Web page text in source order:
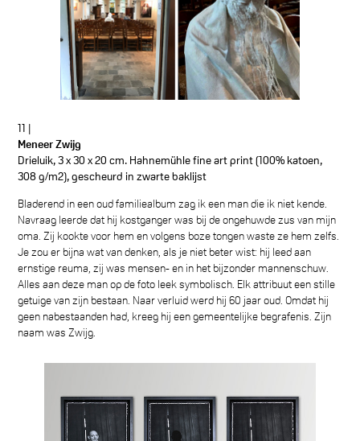
11 |
Meneer Zwijg
Drieluik, 3 x 30 x 20 cm. Hahnemühle fine art print (100% katoen,
308 g/m2), gescheurd in zwarte baklijst
Bladerend in een oud familiealbum zag ik een man die ik niet kende.
Navraag leerde dat hij kostganger was bij de ongehuwde zus van mijn
oma. Zij kookte voor hem en volgens boze tongen waste ze hem zelfs.
Je zou er bijna wat van denken, als je niet beter wist: hij leed aan
ernstige reuma, zij was mensen- en in het bijzonder mannenschuw.
Alles aan deze man op de foto leek symbolisch. Elk attribuut een stille
getuige van zijn bestaan. Naar verluid werd hij 60 jaar oud. Omdat hij
geen nabestaanden had, kreeg hij een gemeentelijke begrafenis. Zijn
naam was Zwijg.